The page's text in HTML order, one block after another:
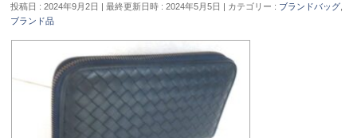
投稿日 : 2024年9月2日 最終更新日時 : 2024年5月5日 カテゴリー : ブランドバッグ
ブランド品